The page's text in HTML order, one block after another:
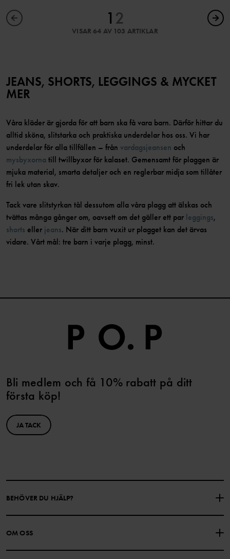
1 2
VISAR 64 AV 103 ARTIKLAR
JEANS, SHORTS, LEGGINGS & MYCKET
MER
Våra kläder är gjorda för att barn ska få vara barn. Därför hittar du
alltid sköna, slitstarka och praktiska underdelar hos oss. Vi har
underdelar för alla tillfällen – från vardagsjeansen och
mysbyxorna till twillbyxor för kalaset. Gemensamt för plaggen är
mjuka material, smarta detaljer och en reglerbar midja som tillåter
fri lek utan skav.
Tack vare slitstyrkan tål dessutom alla våra plagg att älskas och
tvättas många gånger om, oavsett om det gäller ett par leggings,
shorts eller jeans. När ditt barn vuxit ur plagget kan det ärvas
vidare. Vårt mål: tre barn i varje plagg, minst.
Bli medlem och få 10% rabatt på ditt
första köp!
JA TACK
BEHÖVER DU HJÄLP?
KONTAKTA OSS
PRESENTKORTSALDO KÖPVILLKOR
OM OSS